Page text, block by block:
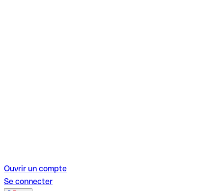
Ouvrir un compte
Se connecter